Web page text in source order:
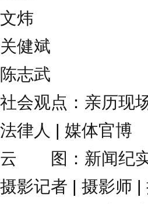
文炜
关健斌
陈志武
社会观点 ： 亲历现
法律人 | 媒体官博
云 图 ： 新闻纪
摄影记者 | 摄影师 |